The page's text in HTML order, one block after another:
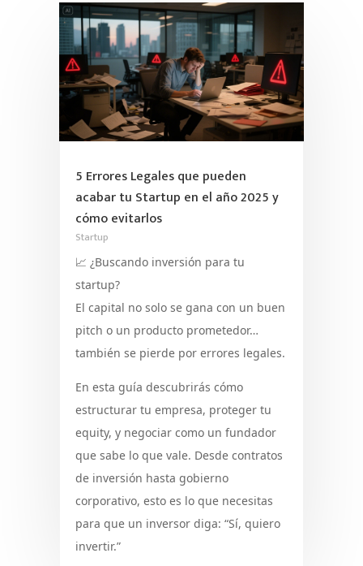
5 Errores Legales que pueden
acabar tu Startup en el año 2025 y
cómo evitarlos
Startup
📈 ¿Buscando inversión para tu
startup?
El capital no solo se gana con un buen
pitch o un producto prometedor…
también se pierde por errores legales.
En esta guía descubrirás cómo
estructurar tu empresa, proteger tu
equity, y negociar como un fundador
que sabe lo que vale. Desde contratos
de inversión hasta gobierno
corporativo, esto es lo que necesitas
para que un inversor diga: “Sí, quiero
invertir.”